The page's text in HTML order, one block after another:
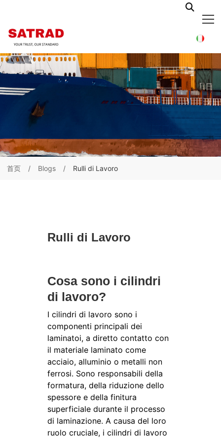
首页 Blogs Rulli di Lavoro
Rulli di Lavoro
Cosa sono i cilindri
di lavoro?
I cilindri di lavoro sono i
componenti principali dei
laminatoi, a diretto contatto con
il materiale laminato come
acciaio, alluminio o metalli non
ferrosi. Sono responsabili della
formatura, della riduzione dello
spessore e della finitura
superficiale durante il processo
di laminazione. A causa del loro
ruolo cruciale, i cilindri di lavoro